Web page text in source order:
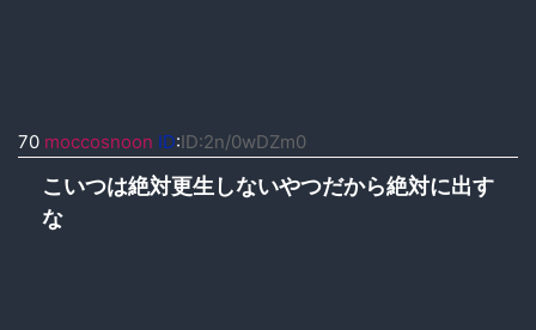
70 moccosnoon ID:ID:2n/0wDZm0
こいつは絶対更生しないやつだから絶対に出す
な